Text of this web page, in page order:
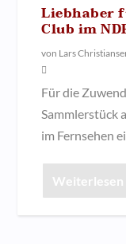
Liebhaber
Club im
von Lars
Für die
Sammlerstück
im Fernsehen
Weiterlesen